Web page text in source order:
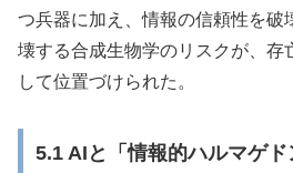
つ兵器に加え、情報の信頼性を破
壊する合成生物学のリスクが、存
して位置づけられた。
5.1 AIと「情報的ハルマゲド